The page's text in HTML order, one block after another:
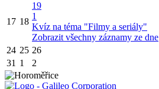
17 18
19
1
Kvíz na téma "Filmy a seriály"
Zobrazit všechny záznamy ze dne
24 25 26
31 1 2